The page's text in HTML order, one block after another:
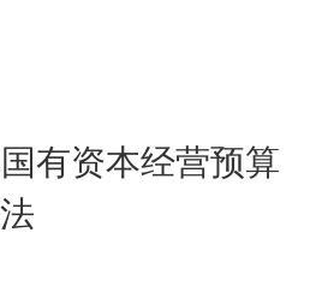
有资本经营预算